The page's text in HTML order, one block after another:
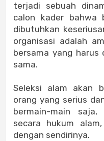
terjadi sebuah
calon kader bahwa
dibutuhkan
organisasi adalah
bersama yang harus
sama.
Seleksi alam akan
orang yang serius
bermain-main
secara hukum
dengan sendirinya.